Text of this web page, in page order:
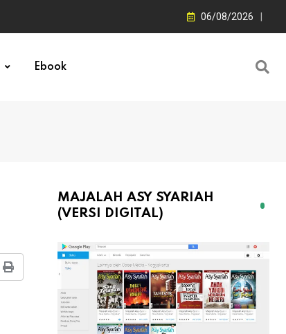
06/08/2026
Ebook
Print
MAJALAH ASY SYARIAH
(VERSI DIGITAL)